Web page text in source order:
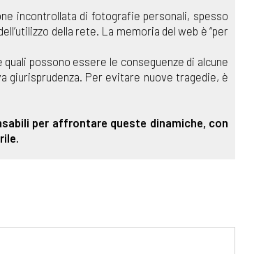
incontrollata di fotografie personali, spesso
della rete. La memoria del web è “per
possono essere le conseguenze di alcune
giurisprudenza. Per evitare nuove tragedie, è
per affrontare queste dinamiche, con